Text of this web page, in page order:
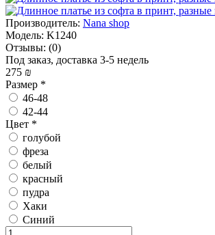
Производитель: Nana shop
Модель: K1240
Отзывы: (0)
Под заказ, доставка 3-5 недель
275 ₪
Размер *
46-48
42-44
Цвет *
голубой
фреза
белый
красный
пудра
Хаки
Синий